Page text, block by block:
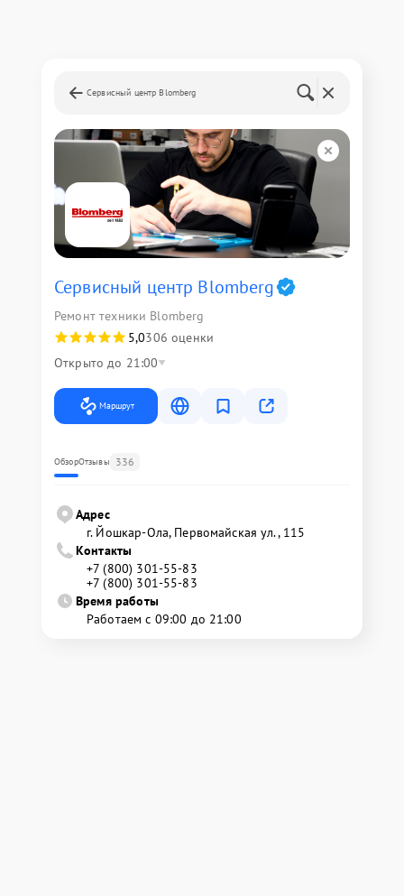
Сервисный центр Blomberg
Сервисный центр Blomberg
Ремонт техники Blomberg
5,0306 оценки
Открыто до 21:00
Маршрут
ОбзорОтзывы 336
Адрес
г. Йошкар-Ола, Первомайская ул., 115
Контакты
+7 (800) 301-55-83
+7 (800) 301-55-83
Время работы
Работаем с 09:00 до 21:00